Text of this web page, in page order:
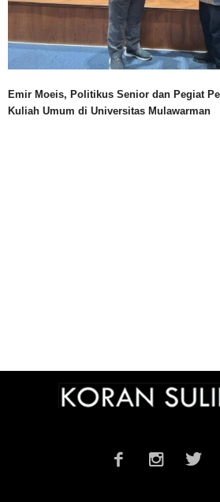
Emir Moeis, Politikus Senior dan Pegiat
Kuliah Umum di Universitas Mulawarman